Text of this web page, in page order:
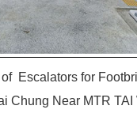
Escalators for
Chung Near MTR TAI